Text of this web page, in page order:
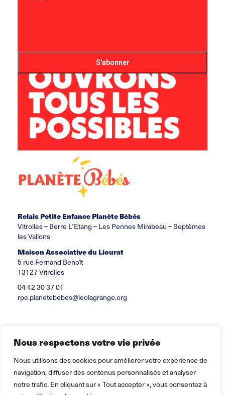
Nous respectons votre vie privée
Nous utilisons des cookies pour améliorer votre expérience de
navigation, diffuser des contenus personnalisés et analyser
notre trafic. En cliquant sur « Tout accepter », vous consentez à
Relais Petite Enfance Planète Bébés
Vitrolles – Berre L’Etang – Les Pennes Mirabeau – Septèmes
les Vallons
Maison Associative du Liourat
5 rue Fernand Benoît
13127 Vitrolles
04 42 30 37 01
rpe.planetebebes@leolagrange.org